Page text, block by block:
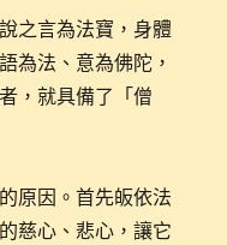
之言為法寶，身體
為法、意為佛陀，
，就具備了「僧
原因。首先皈依法
慈心、悲心，讓它